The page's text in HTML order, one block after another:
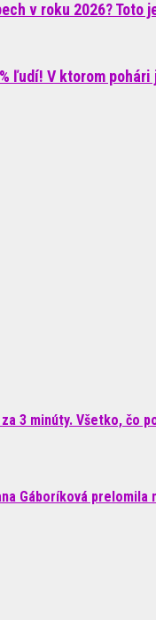
v roku 2026? Toto
ľudí! V ktorom
3 minúty. Všetko, čo
Gáboríková prelomila